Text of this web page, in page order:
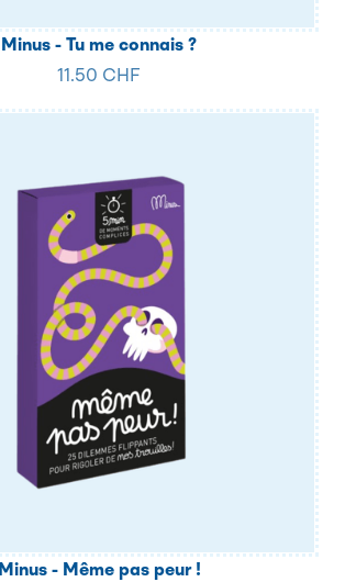
Minus - Tu me connais ?
11.50 CHF
Minus - Même pas peur !